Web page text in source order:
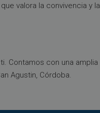
valora la convivencia y la
Contamos con una amplia
Agustin, Córdoba.